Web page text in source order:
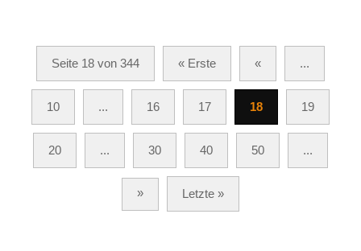
Seite 18 von 344 « Erste « ...
10 ... 16 17 18 19
20 ... 30 40 50 ...
» Letzte »